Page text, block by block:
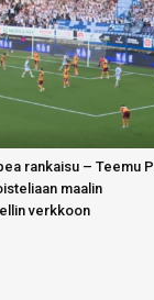
rankaisu – Teemu
maalin
verkkoon